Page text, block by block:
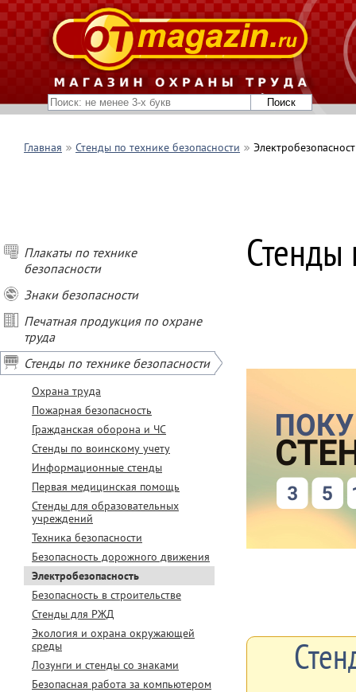
Главная Стенды по технике безопасности
Плакаты по технике
безопасности
Знаки безопасности
Печатная продукция по охране
труда
Стенды по технике безопасности
Охрана труда
Пожарная безопасность
Гражданская оборона и ЧС
Стенды по воинскому учету
Информационные стенды
Первая медицинская помощь
Стенды для образовательных
учреждений
Техника безопасности
Безопасность дорожного движения
Электробезопасность
Безопасность в строительстве
Стенды для РЖД
Экология и охрана окружающей
среды
Лозунги и стенды со знаками
Безопасная работа за компьютером
Стенды
- при покупке
- при покупке